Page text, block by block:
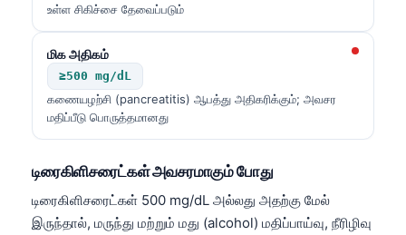
உள்ள சிகிச்சை தேவைப்படும்
மிக அதிகம்
≥500 mg/dL
கணையழற்சி (pancreatitis) ஆபத்து அதிகரிக்கும்; அவசர
மதிப்பீடு பொருத்தமானது
டிரைகிளிசரைட்கள் அவசரமாகும் போது
டிரைகிளிசரைட்கள் 500 mg/dL அல்லது அதற்கு மேல்
இருந்தால், மருந்து மற்றும் மது (alcohol) மதிப்பாய்வு, நீரிழிவு
Беларуская мова
Esperanto
Frysk
Norsk bokmål